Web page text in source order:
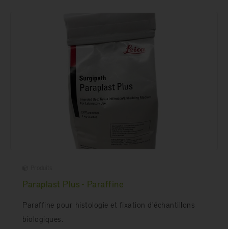
Paraplast Plus - Paraffine
Paraffine pour histologie et fixation d'échantillons
biologiques.